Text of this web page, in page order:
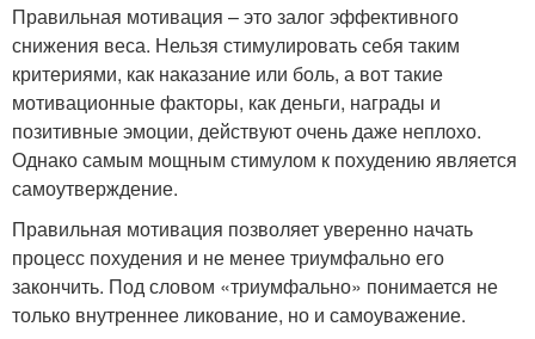
Правильная мотивация – это залог эффективного
снижения веса. Нельзя стимулировать себя таким
критериями, как наказание или боль, а вот такие
мотивационные факторы, как деньги, награды и
позитивные эмоции, действуют очень даже неплохо.
Однако самым мощным стимулом к похудению является
самоутверждение.
Правильная мотивация позволяет уверенно начать
процесс похудения и не менее триумфально его
закончить. Под словом «триумфально» понимается не
только внутреннее ликование, но и самоуважение.